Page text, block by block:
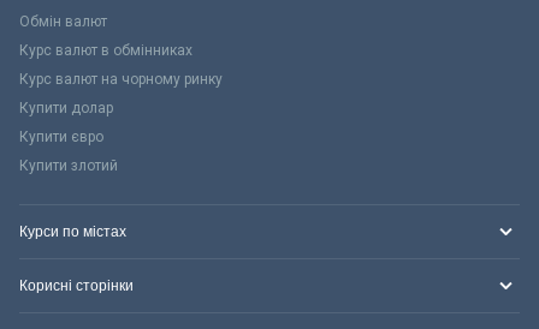
Обмін валют
Курс валют в обмінниках
Курс валют на чорному ринку
Купити долар
Купити євро
Купити злотий
Курси по містах
Корисні сторінки